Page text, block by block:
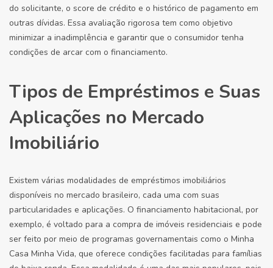
do solicitante, o score de crédito e o histórico de pagamento em
outras dívidas. Essa avaliação rigorosa tem como objetivo
minimizar a inadimplência e garantir que o consumidor tenha
condições de arcar com o financiamento.
Tipos de Empréstimos e Suas
Aplicações no Mercado
Imobiliário
Existem várias modalidades de empréstimos imobiliários
disponíveis no mercado brasileiro, cada uma com suas
particularidades e aplicações. O financiamento habitacional, por
exemplo, é voltado para a compra de imóveis residenciais e pode
ser feito por meio de programas governamentais como o Minha
Casa Minha Vida, que oferece condições facilitadas para famílias